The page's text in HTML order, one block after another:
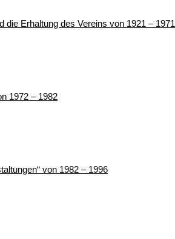
die Erhaltung des Vereins von 1921 – 1971
1972 – 1982
von 1982 – 1996